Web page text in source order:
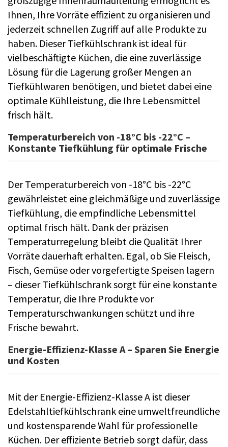
Ihnen, Ihre Vorräte effizient zu organisieren und
jederzeit schnellen Zugriff auf alle Produkte zu
haben. Dieser Tiefkühlschrank ist ideal für
vielbeschäftigte Küchen, die eine zuverlässige
Lösung für die Lagerung großer Mengen an
Tiefkühlwaren benötigen, und bietet dabei eine
optimale Kühlleistung, die Ihre Lebensmittel
frisch hält.
Temperaturbereich von -18°C bis -22°C –
Konstante Tiefkühlung für optimale Frische
Der Temperaturbereich von -18°C bis -22°C
gewährleistet eine gleichmäßige und zuverlässige
Tiefkühlung, die empfindliche Lebensmittel
optimal frisch hält. Dank der präzisen
Temperaturregelung bleibt die Qualität Ihrer
Vorräte dauerhaft erhalten. Egal, ob Sie Fleisch,
Fisch, Gemüse oder vorgefertigte Speisen lagern
– dieser Tiefkühlschrank sorgt für eine konstante
Temperatur, die Ihre Produkte vor
Temperaturschwankungen schützt und ihre
Frische bewahrt.
Energie-Effizienz-Klasse A – Sparen Sie Energie
und Kosten
Mit der Energie-Effizienz-Klasse A ist dieser
Edelstahltiefkühlschrank eine umweltfreundliche
und kostensparende Wahl für professionelle
Küchen. Der effiziente Betrieb sorgt dafür, dass